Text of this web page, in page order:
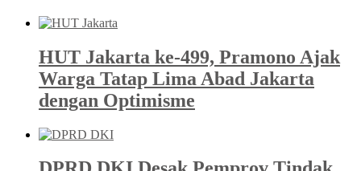
HUT Jakarta ke-499, Pramono Ajak
Warga Tatap Lima Abad Jakarta
dengan Optimisme